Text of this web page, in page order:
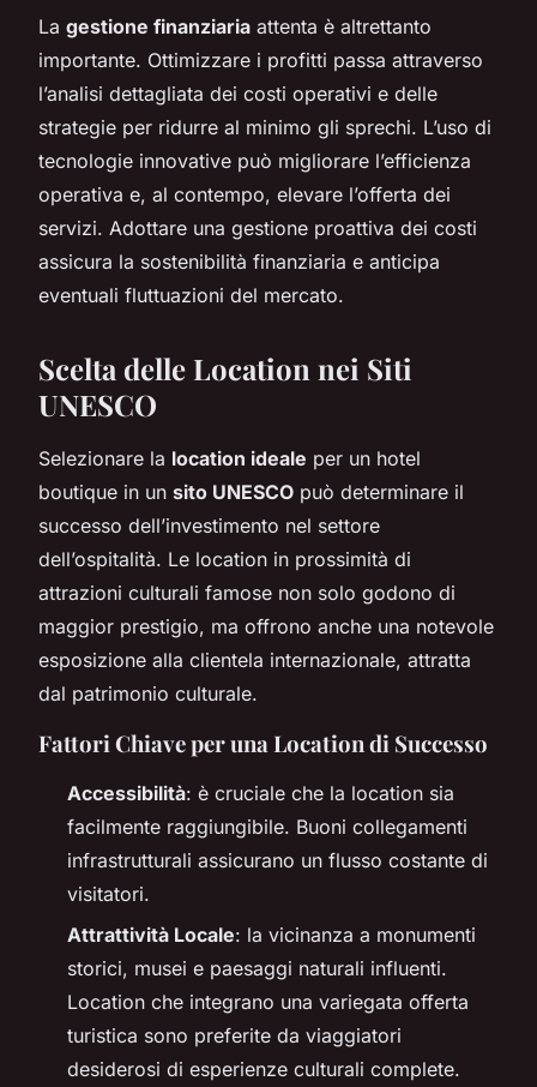
La gestione finanziaria attenta è altrettanto
importante. Ottimizzare i profitti passa attraverso
l’analisi dettagliata dei costi operativi e delle
strategie per ridurre al minimo gli sprechi. L’uso di
tecnologie innovative può migliorare l’efficienza
operativa e, al contempo, elevare l’offerta dei
servizi. Adottare una gestione proattiva dei costi
assicura la sostenibilità finanziaria e anticipa
eventuali fluttuazioni del mercato.
Scelta delle Location nei Siti
UNESCO
Selezionare la location ideale per un hotel
boutique in un sito UNESCO può determinare il
successo dell’investimento nel settore
dell’ospitalità. Le location in prossimità di
attrazioni culturali famose non solo godono di
maggior prestigio, ma offrono anche una notevole
esposizione alla clientela internazionale, attratta
dal patrimonio culturale.
Fattori Chiave per una Location di Successo
Accessibilità: è cruciale che la location sia
facilmente raggiungibile. Buoni collegamenti
infrastrutturali assicurano un flusso costante di
visitatori.
Attrattività Locale: la vicinanza a monumenti
storici, musei e paesaggi naturali influenti.
Location che integrano una variegata offerta
turistica sono preferite da viaggiatori
desiderosi di esperienze culturali complete.